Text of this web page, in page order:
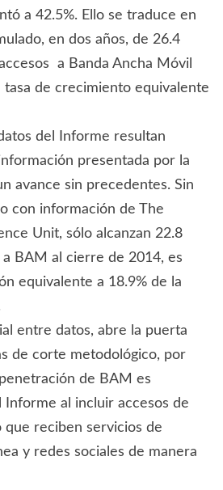
a 42.5%. Ello se traduce en
en dos años, de 26.4
a Banda Ancha Móvil
tasa de crecimiento equivalente
del Informe resultan
presentada por la
avance sin precedentes. Sin
con información de The
Unit, sólo alcanzan 22.8
BAM al cierre de 2014, es
equivalente a 18.9% de la
entre datos, abre la puerta
de corte metodológico, por
de BAM es
al incluir accesos de
que reciben servicios de
y redes sociales de manera